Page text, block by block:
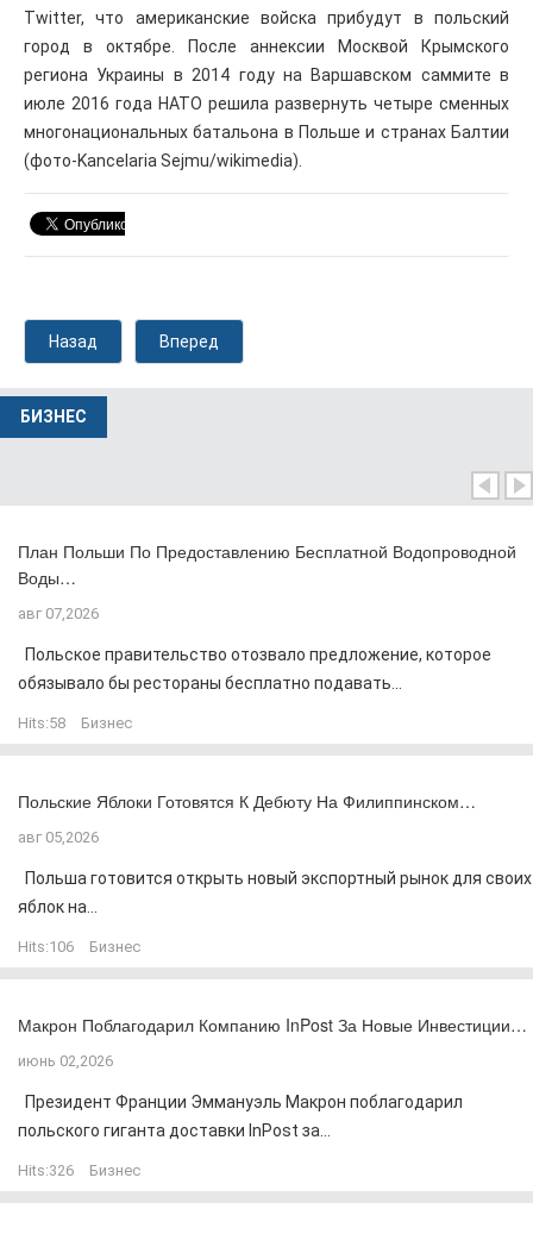
Twitter, что американские войска прибудут в польский
город в октябре. После аннексии Москвой Крымского
региона Украины в 2014 году на Варшавском саммите в
июле 2016 года НАТО решила развернуть четыре сменных
многонациональных батальона в Польше и странах Балтии
(фото-Kancelaria Sejmu/wikimedia).
Назад Вперед
БИЗНЕС
План Польши По Предоставлению Бесплатной Водопроводной
Воды…
авг 07,2026
Польское правительство отозвало предложение, которое
обязывало бы рестораны бесплатно подавать...
Hits:58 Бизнес
Польские Яблоки Готовятся К Дебюту На Филиппинском…
авг 05,2026
Польша готовится открыть новый экспортный рынок для своих
яблок на...
Hits:106 Бизнес
Макрон Поблагодарил Компанию InPost За Новые Инвестиции…
июнь 02,2026
Президент Франции Эммануэль Макрон поблагодарил
польского гиганта доставки InPost за...
Hits:326 Бизнес